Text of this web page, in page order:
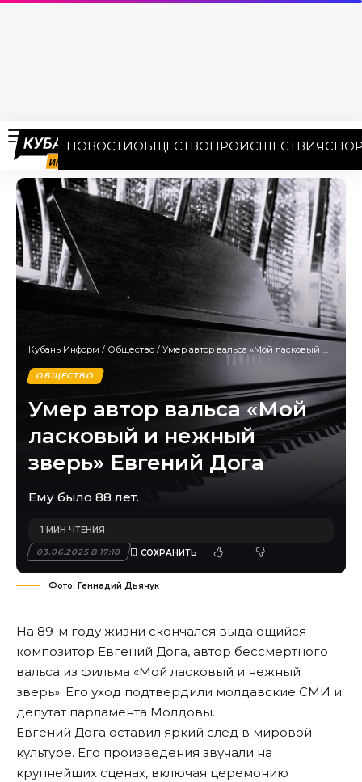
НОВОСТИОБЩЕСТВОПРОИСШЕСТВИЯ
Кубань Информ / Общество / Умер автор вальса «Мой ласковый и нежный зверь» Евгений Дога
ОБЩЕСТВО
Умер автор вальса «Мой
ласковый и нежный
зверь» Евгений Дога
Ему было 88 лет.
03.06.2025 В 17:18
1 МИН ЧТЕНИЯ
Фото: Геннадий Дьячук
На 89-м году жизни скончался выдающийся
композитор Евгений Дога, автор бессмертного
вальса из фильма «Мой ласковый и нежный
зверь». Его уход подтвердили молдавские СМИ и
депутат парламента Молдовы.
Евгений Дога оставил яркий след в мировой
культуре. Его произведения звучали на
крупнейших сценах, включая церемонию